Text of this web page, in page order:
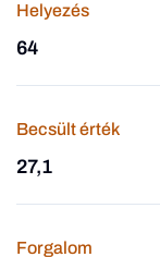
Helyezés
64
Becsült érték
27,1
Forgalom